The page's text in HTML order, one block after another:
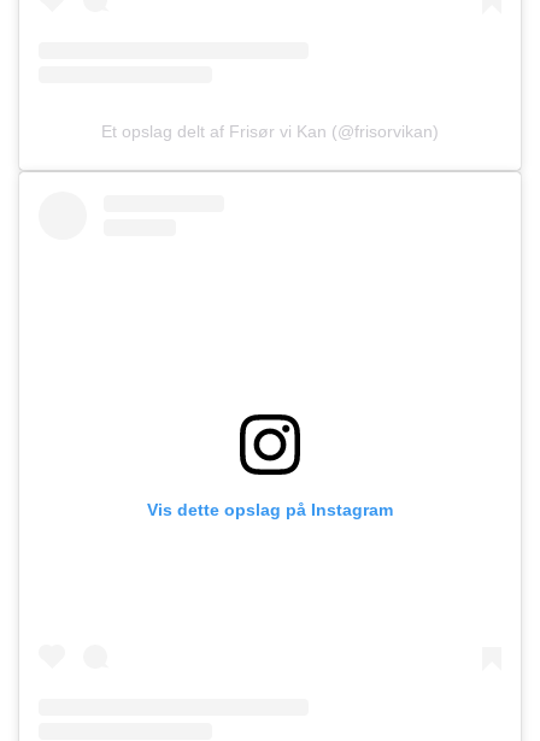
Et opslag delt af Frisør vi Kan (@frisorvikan)
Vis dette opslag på Instagram